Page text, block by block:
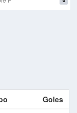
Goles